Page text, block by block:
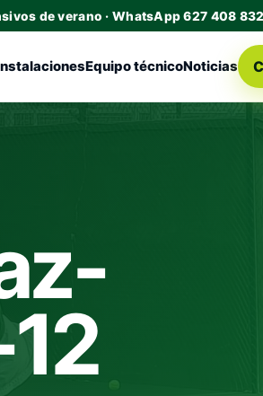
de verano · WhatsApp 627 408 832
Equipo técnicoNoticias